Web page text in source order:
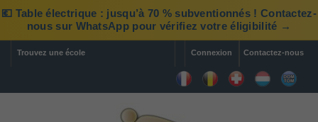
💶 Table électrique : jusqu’à 70 % subventionnés ! Contactez-
nous sur WhatsApp pour vérifiez votre éligibilité →
Contactez-nous
Trouvez une école Connexion